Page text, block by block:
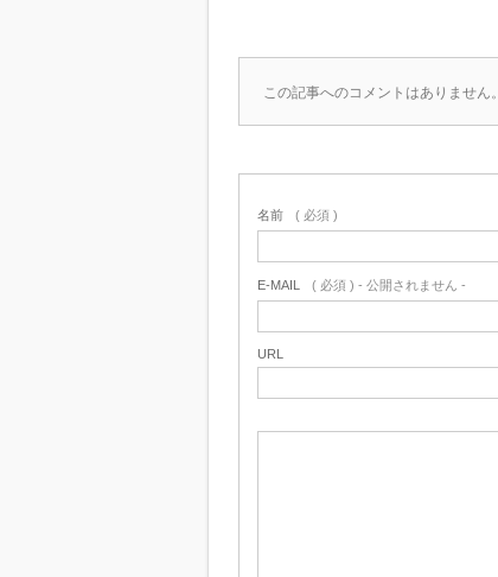
この記事へのコメントはありません。
名前 ( 必須 )
E-MAIL ( 必須 ) - 公開されません -
URL